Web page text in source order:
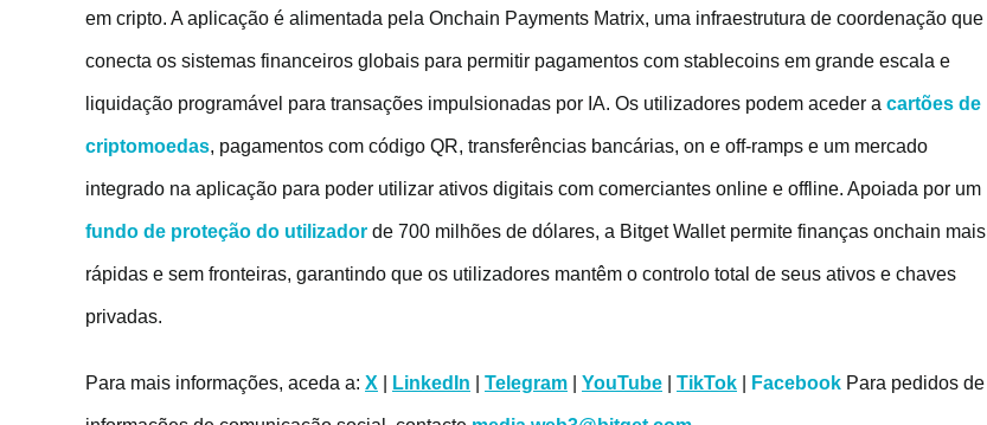
em cripto. A aplicação é alimentada pela Onchain Payments Matrix, uma infraestrutura de coordenação que
conecta os sistemas financeiros globais para permitir pagamentos com stablecoins em grande escala e
liquidação programável para transações impulsionadas por IA. Os utilizadores podem aceder a cartões de
criptomoedas, pagamentos com código QR, transferências bancárias, on e off-ramps e um mercado
integrado na aplicação para poder utilizar ativos digitais com comerciantes online e offline. Apoiada por um
fundo de proteção do utilizador de 700 milhões de dólares, a Bitget Wallet permite finanças onchain mais
rápidas e sem fronteiras, garantindo que os utilizadores mantêm o controlo total de seus ativos e chaves
privadas.
Para mais informações, aceda a: X LinkedIn Telegram YouTube TikTok Facebook Para pedidos de